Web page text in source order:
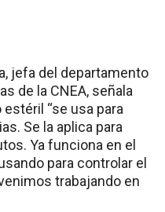
jefa del departamento
de la CNEA, señala
“se usa para
Se la aplica para
Ya funciona en el
para controlar el
trabajando en